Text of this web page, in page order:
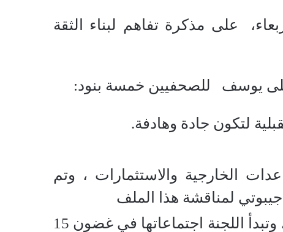
على مذكرة تفاهم لبناء الثقة
على يوسف للصحفيين خمسة بنود:
لتكون جادة وهادفة.
الخارجية والاستثمارات ، وتم
تشكيل لجنة فنية لحل ملف إدارة المجال الجوي الصومالي، وتبدأ اللجنة اجتماعاتها في غضون 15